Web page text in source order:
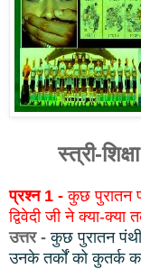
स्त्री-
प्रश्न 1 - कुछ पुरातन
द्विवेदी जी ने क्या-क्या
उत्तर - कुछ पुरातन पंथी
उनके तर्कों को कुतर्क